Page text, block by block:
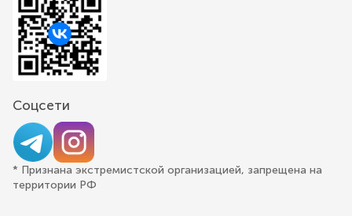
Соцсети
* Признана экстремистской организацией, запрещена на
территории РФ